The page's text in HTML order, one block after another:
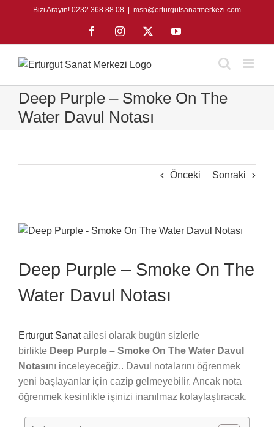
to
Bizi Arayın! 0232 368 88 08 msn@erturgutsanatmerkezi.com
FacebookInstagram YouTube
Deep Purple – Smoke On The
Water Davul Notası
Önceki Sonraki
View
Deep Purple – Smoke On The
Water Davul Notası
Erturgut Sanatailesi olarak bugün sizlerle
birlikte Deep Purple – Smoke On The Water Davul
Notasını inceleyeceğiz.. Davul notalarını öğrenmek
yeni başlayanlar için cazip gelmeyebilir. Ancak nota
öğrenmek kesinlikle işinizi inanılmaz kolaylaştıracak.